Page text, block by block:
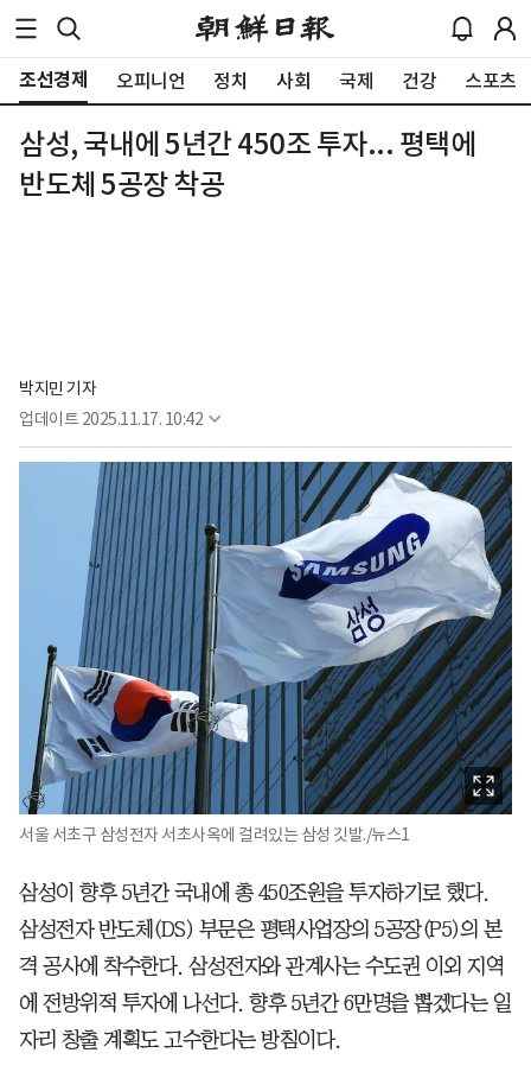
조선경제 오피니언 정치 사회 국제 건강 스포츠
삼성, 국내에 5년간 450조 투자... 평택에
반도체 5공장 착공
박지민 기자
업데이트 2025.11.17. 10:42
서울 서초구 삼성전자 서초사옥에 걸려있는 삼성 깃발./뉴스1
삼성이 향후 5년간 국내에 총 450조원을 투자하기로 했다.
삼성전자 반도체(DS) 부문은 평택사업장의 5공장(P5)의 본
격 공사에 착수한다. 삼성전자와 관계사는 수도권 이외 지역
에 전방위적 투자에 나선다. 향후 5년간 6만명을 뽑겠다는 일
자리 창출 계획도 고수한다는 방침이다.